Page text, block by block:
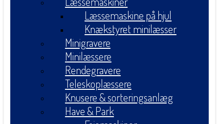
Læssemaskine på hjul
Knækstyret minilæsser
Minigravere
Minilæssere
Rendegravere
Teleskoplæssere
Knusere & sorteringsanlæg
Have & Park